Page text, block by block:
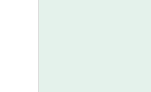
ธรรม ต่อย
รวง
วัด 14
นาชุมชน
าสนา